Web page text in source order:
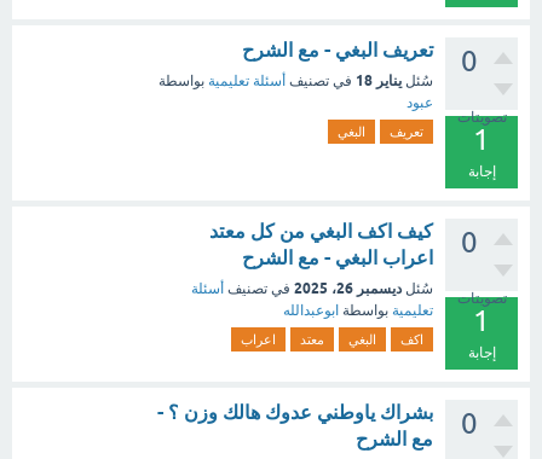
0
تصويتات
1
إجابة
تعريف البغي - مع الشرح
سُئل يناير 18 في تصنيف أسئلة تعليمية بواسطة
عبود
تعريف البغي
0
تصويتات
1
إجابة
كيف اكف البغي من كل معتد
اعراب البغي - مع الشرح
سُئل ديسمبر 26، 2025 في تصنيف أسئلة
تعليمية بواسطة ابوعبدالله
اكف البغي معتد اعراب
0
بشراك ياوطني عدوك هالك وزن ؟ -
مع الشرح